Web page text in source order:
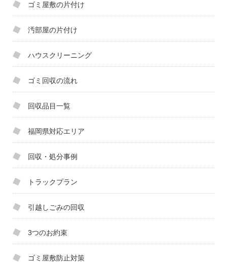
ゴミ屋敷の片付け
汚部屋の片付け
ハウスクリーニング
ゴミ回収の流れ
回収品目一覧
福岡県対応エリア
回収・処分事例
トラックプラン
引越しごみの回収
3つのお約束
ゴミ屋敷防止対策